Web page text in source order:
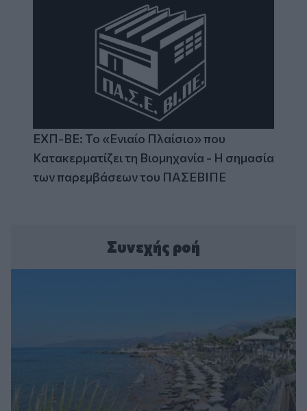
ΕΧΠ-ΒΕ: Το «Ενιαίο Πλαίσιο» που
Κατακερματίζει τη Βιομηχανία - Η σημασία
των παρεμβάσεων του ΠΑΣΕΒΙΠΕ
Συνεχής ροή